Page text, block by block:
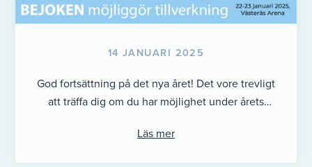
14 JANUARI 2025
God fortsättning på det nya året! Det vore trevligt
att träffa dig om du har möjlighet under årets
Läs mer